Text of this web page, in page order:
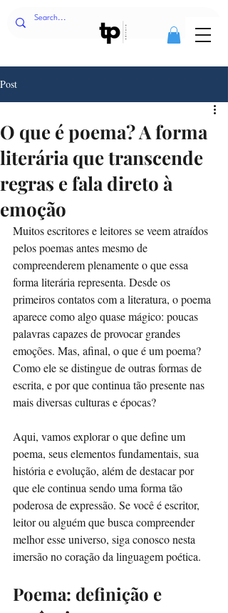
Post
O que é poema? A forma
literária que transcende
regras e fala direto à
emoção
Muitos escritores e leitores se veem atraídos
pelos poemas antes mesmo de
compreenderem plenamente o que essa
forma literária representa. Desde os
primeiros contatos com a literatura, o poema
aparece como algo quase mágico: poucas
palavras capazes de provocar grandes
emoções. Mas, afinal, o que é um poema?
Como ele se distingue de outras formas de
escrita, e por que continua tão presente nas
mais diversas culturas e épocas?
Aqui, vamos explorar o que define um
poema, seus elementos fundamentais, sua
história e evolução, além de destacar por
que ele continua sendo uma forma tão
poderosa de expressão. Se você é escritor,
leitor ou alguém que busca compreender
melhor esse universo, siga conosco nesta
imersão no coração da linguagem poética.
Poema: definição e